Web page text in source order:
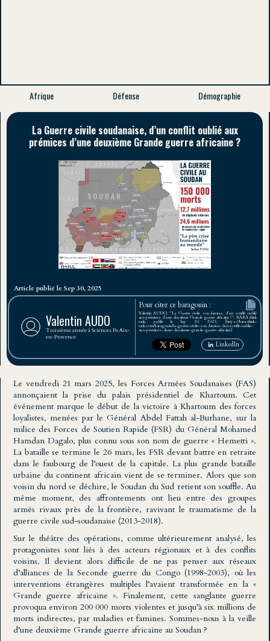
Afrique Défense Démographie
La Guerre civile soudanaise, d’un conflit oublié aux
prémices d’une deuxième Grande guerre africaine ?
Article publié le Sep 30, 2025
Valentin AUDO
Troisième année à Sciences Po Aix-
en-Provence
Pour citer ce baragouin :
Valentin AUDO, "La Guerre civile soudanaise, d’un conflit oublié
aux prémices d’une deuxième Grande guerre africaine ?", BARA think
tank, publié le Sep 30, 2025, [https://bara-think-
tank.com/baragouin/la-guerre-civile-soudanaise-dun-conflit-oublie-
aux-premices-dune-deuxieme-grande-guerre-africaine]
LinkedIn
Le vendredi 21 mars 2025, les Forces Armées Soudanaises (FAS)
annonçaient la prise du palais présidentiel de Khartoum. Cet
événement marque le début de la victoire à Khartoum des forces
loyalistes, menées par le Général Abdel Fattah al-Burhane, sur la
milice des Forces de Soutien Rapide (FSR) du Général Mohamed
Hamdan Dagalo, plus connu sous son nom de guerre « Hemetti ».
La bataille se termine le 26 mars, les FSR devant battre en retraite
dans le faubourg de l’ouest de la capitale. La plus grande bataille
urbaine du continent africain vient de se terminer. Alors que son
voisin du nord se déchire, le Soudan du Sud retient son souffle. Au
même moment, des affrontements ont lieu entre des groupes
armés rivaux près de la frontière, ravivant le traumatisme de la
guerre civile sud-soudanaise (2013-2018).
Sur le théâtre des opérations, comme ultérieurement analysé, les
protagonistes sont liés à des acteurs régionaux et à des conflits
voisins. Il devient alors difficile de ne pas penser aux réseaux
d’alliances de la Seconde guerre du Congo (1998-2003), où les
interventions étrangères multiples l’avaient transformée en la «
Grande guerre africaine ». Finalement, cette sanglante guerre
provoqua environ 200 000 morts violentes et jusqu’à six millions de
morts indirectes, par maladies et famines. Sommes-nous à la veille
d’une deuxième Grande guerre africaine au Soudan ?